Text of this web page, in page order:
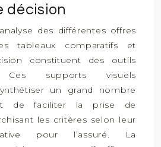
décision
des différentes offres
tableaux comparatifs et
constituent des outils
Ces supports visuels
un grand nombre
et de faciliter la prise de
les critères selon leur
pour l’assuré. La